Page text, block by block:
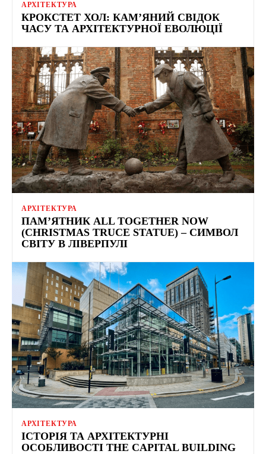
АРХІТЕКТУРА
КРОКСТЕТ ХОЛ: КАМ’ЯНИЙ СВІДОК
ЧАСУ ТА АРХІТЕКТУРНОЇ ЕВОЛЮЦІЇ
АРХІТЕКТУРА
ПАМ’ЯТНИК ALL TOGETHER NOW
(CHRISTMAS TRUCE STATUE) – СИМВОЛ
СВІТУ В ЛІВЕРПУЛІ
АРХІТЕКТУРА
ІСТОРІЯ ТА АРХІТЕКТУРНІ
ОСОБЛИВОСТІ THE CAPITAL BUILDING